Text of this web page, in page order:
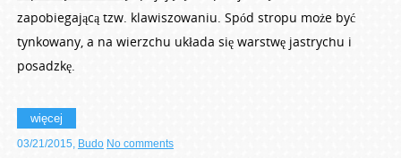
zapobiegającą tzw. klawiszowaniu. Spód stropu może być
tynkowany, a na wierzchu układa się warstwę jastrychu i
posadzkę.
więcej
03/21/2015, Budo No comments